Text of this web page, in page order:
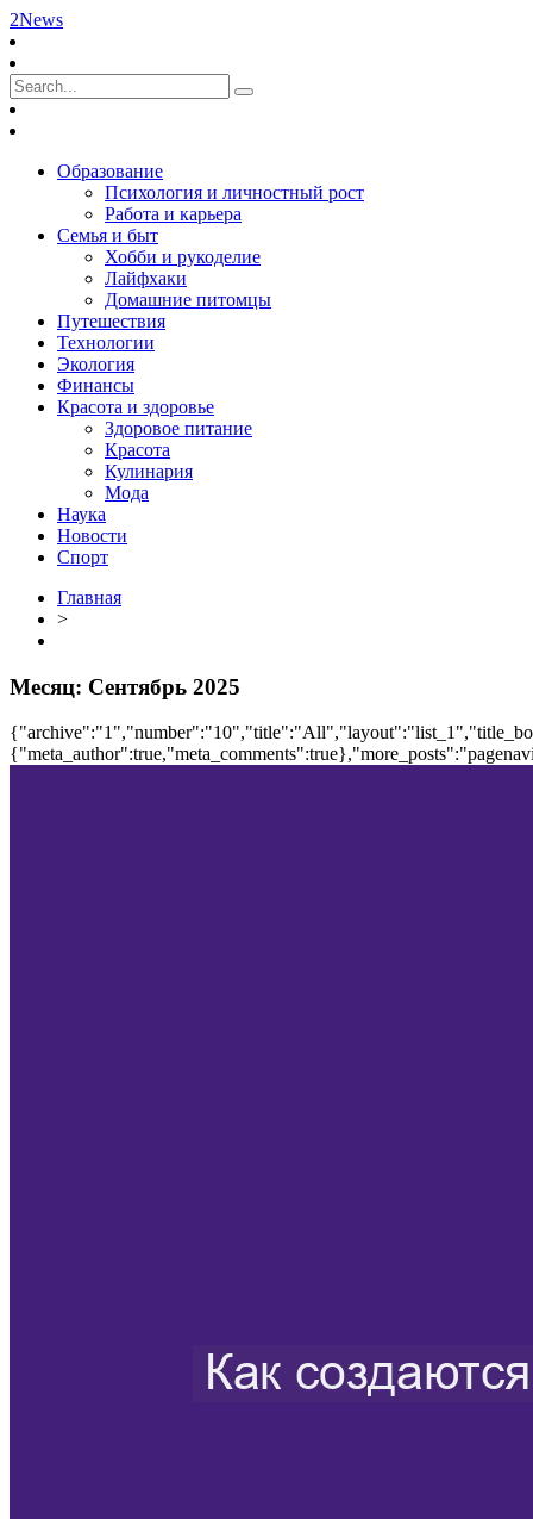
2News
Образование
Психология и личностный рост
Работа и карьера
Семья и быт
Хобби и рукоделие
Лайфхаки
Домашние питомцы
Путешествия
Технологии
Экология
Финансы
Красота и здоровье
Здоровое питание
Красота
Кулинария
Мода
Наука
Новости
Спорт
Главная
>
Месяц: Сентябрь 2025